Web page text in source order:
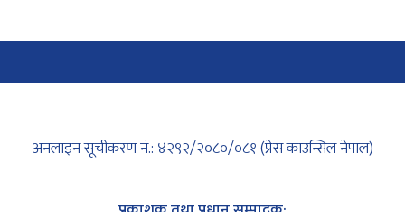
अनलाइन सूचीकरण नं.: ४२९२/२०८०/०८१ (प्रेस काउन्सिल नेपाल)